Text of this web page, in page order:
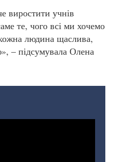
виростити учнів
те, чого всі ми хочемо
людина щаслива,
– підсумувала Олена